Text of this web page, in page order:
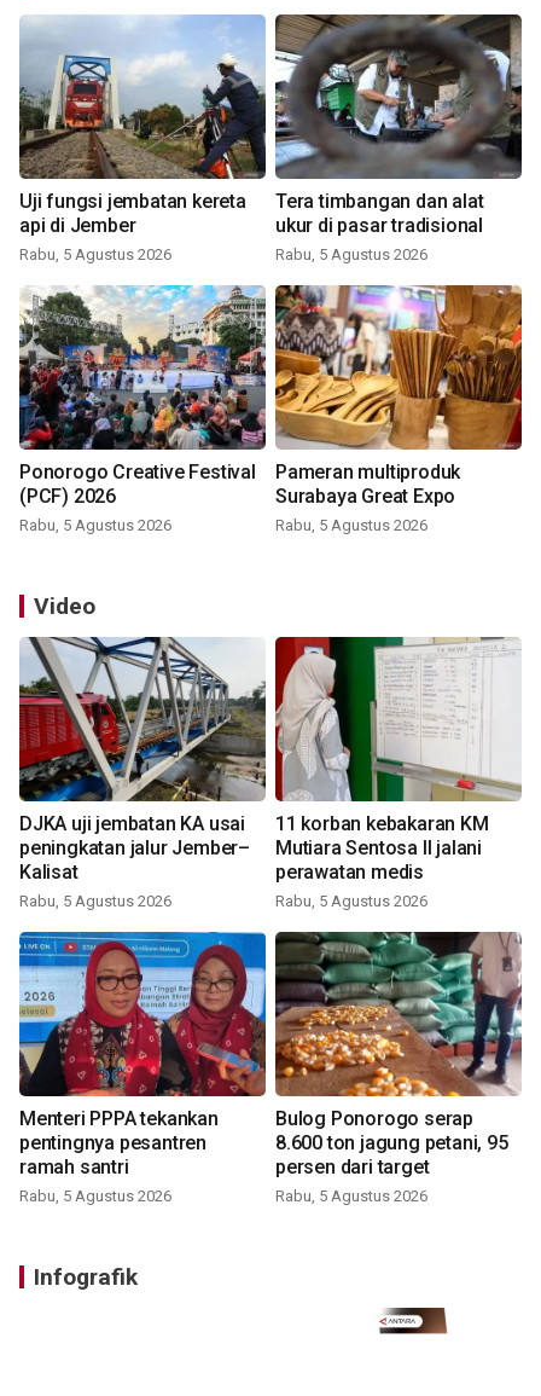
Uji fungsi jembatan kereta
api di Jember
Rabu, 5 Agustus 2026
Tera timbangan dan alat
ukur di pasar tradisional
Rabu, 5 Agustus 2026
Ponorogo Creative Festival
(PCF) 2026
Rabu, 5 Agustus 2026
Pameran multiproduk
Surabaya Great Expo
Rabu, 5 Agustus 2026
Video
DJKA uji jembatan KA usai
peningkatan jalur Jember–
Kalisat
Rabu, 5 Agustus 2026
11 korban kebakaran KM
Mutiara Sentosa II jalani
perawatan medis
Rabu, 5 Agustus 2026
Menteri PPPA tekankan
pentingnya pesantren
ramah santri
Rabu, 5 Agustus 2026
Bulog Ponorogo serap
8.600 ton jagung petani, 95
persen dari target
Rabu, 5 Agustus 2026
Infografik